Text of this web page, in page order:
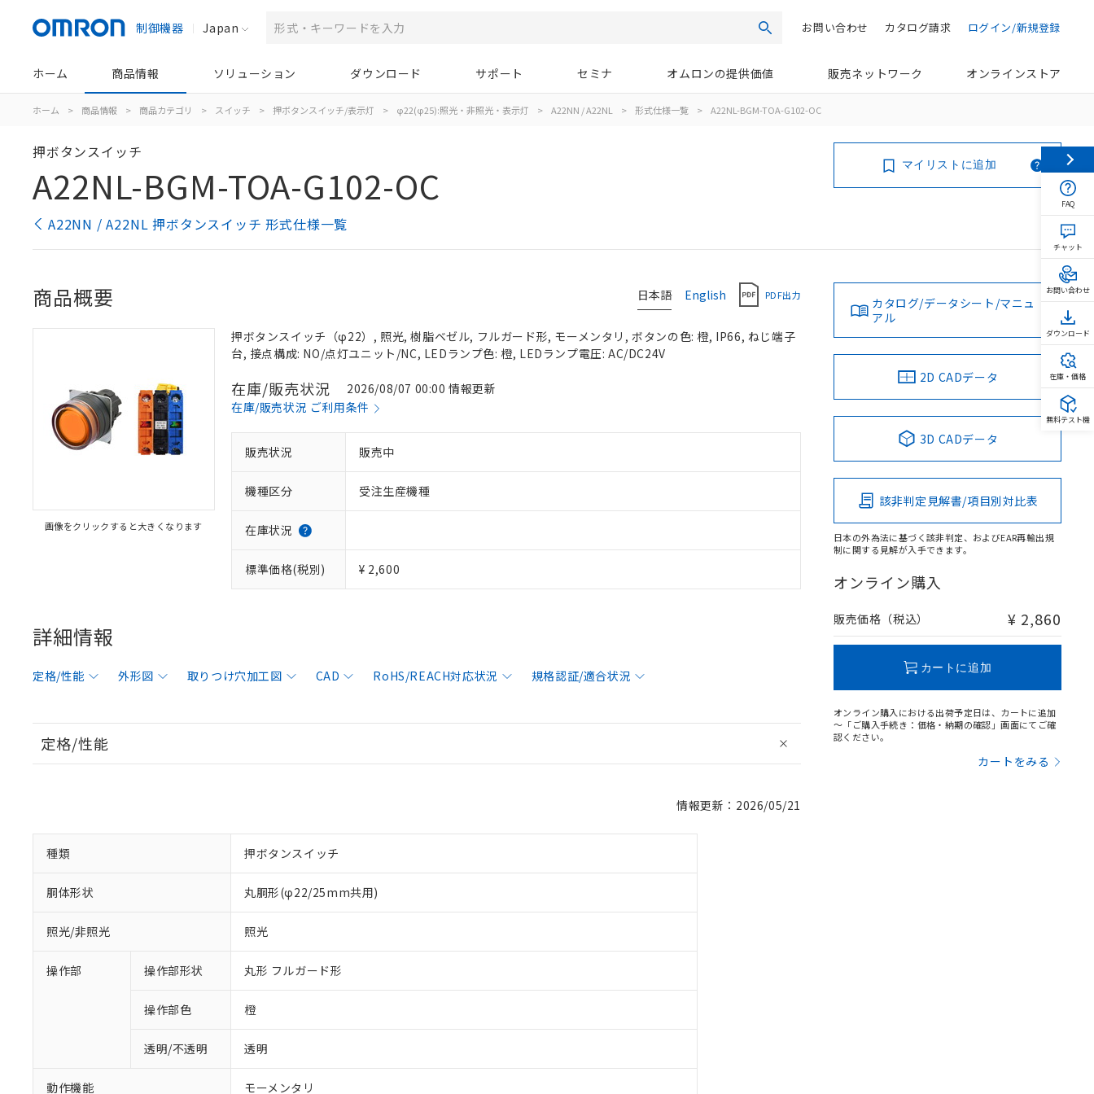
制御機器 Japan 検索 ログイン/新規登録
カタログ請求
お問い合わせ
ホーム 商品情報 ソリューション ダウンロード サポート セミナ オムロンの提供価値 販売ネットワーク オンラインストア
ホーム > 商品情報 > 商品カテゴリ > スイッチ > 押ボタンスイッチ/表示灯 > φ22(φ25):照光・非照光・表示灯 > A22NN / A22NL > 形式仕様一覧 > A22NL-BGM-TOA-G102-OC
押ボタンスイッチ
A22NL-BGM-TOA-G102-OC
A22NN / A22NL 押ボタンスイッチ 形式仕様一覧
マイリストに追加
日本語 English PDF出力
商品概要
画像をクリックすると大きくなります
押ボタンスイッチ（φ22）, 照光, 樹脂ベゼル, フルガード形, モーメンタリ, ボタンの色: 橙, IP66, ねじ端子
台, 接点構成: NO/点灯ユニット/NC, LEDランプ色: 橙, LEDランプ電圧: AC/DC24V
在庫/販売状況
2026/08/07 00:00 情報更新
在庫/販売状況 ご利用条件
販売状況 販売中
機種区分 受注生産機種
在庫状況
標準価格(税別) ¥ 2,600
詳細情報
定格/性能 外形図 取りつけ穴加工図 CAD RoHS/REACH対応状況 規格認証/適合状況
定格/性能
情報更新：2026/05/21
種類 押ボタンスイッチ
胴体形状 丸胴形(φ22/25mm共用)
照光/非照光 照光
操作部 操作部形状 丸形 フルガード形
操作部色 橙
透明/不透明 透明
動作機能 モーメンタリ
カタログ/データシート/マニュ
アル
2D CADデータ
3D CADデータ
該非判定見解書/項目別対比表
日本の外為法に基づく該非判定、およびEAR再輸出規
制に関する見解が入手できます。
オンライン購入
販売価格（税込） ¥ 2,860
カートに追加
オンライン購入における出荷予定日は、カートに追加
～「ご購入手続き：価格・納期の確認」画面にてご確
認ください。
カートをみる
FAQ
チャット
お問い合わせ
ダウンロード
在庫・価格
無料テスト機